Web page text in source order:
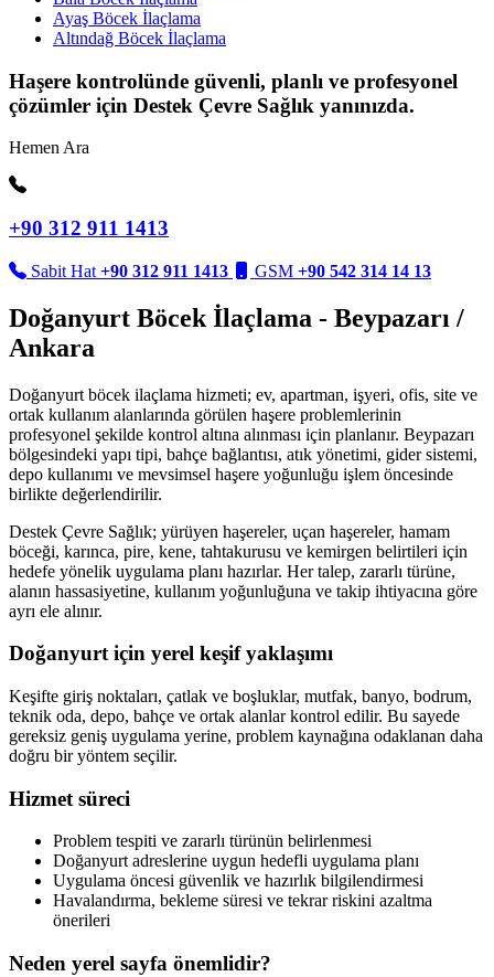
Ayaş Böcek İlaçlama
Altındağ Böcek İlaçlama
Haşere kontrolünde güvenli, planlı ve profesyonel
çözümler için Destek Çevre Sağlık yanınızda.
Hemen Ara
+90 312 911 1413
Sabit Hat +90 312 911 1413 GSM +90 542 314 14 13
Doğanyurt Böcek İlaçlama - Beypazarı /
Ankara
Doğanyurt böcek ilaçlama hizmeti; ev, apartman, işyeri, ofis, site ve
ortak kullanım alanlarında görülen haşere problemlerinin
profesyonel şekilde kontrol altına alınması için planlanır. Beypazarı
bölgesindeki yapı tipi, bahçe bağlantısı, atık yönetimi, gider sistemi,
depo kullanımı ve mevsimsel haşere yoğunluğu işlem öncesinde
birlikte değerlendirilir.
Destek Çevre Sağlık; yürüyen haşereler, uçan haşereler, hamam
böceği, karınca, pire, kene, tahtakurusu ve kemirgen belirtileri için
hedefe yönelik uygulama planı hazırlar. Her talep, zararlı türüne,
alanın hassasiyetine, kullanım yoğunluğuna ve takip ihtiyacına göre
ayrı ele alınır.
Doğanyurt için yerel keşif yaklaşımı
Keşifte giriş noktaları, çatlak ve boşluklar, mutfak, banyo, bodrum,
teknik oda, depo, bahçe ve ortak alanlar kontrol edilir. Bu sayede
gereksiz geniş uygulama yerine, problem kaynağına odaklanan daha
doğru bir yöntem seçilir.
Hizmet süreci
Problem tespiti ve zararlı türünün belirlenmesi
Doğanyurt adreslerine uygun hedefli uygulama planı
Uygulama öncesi güvenlik ve hazırlık bilgilendirmesi
Havalandırma, bekleme süresi ve tekrar riskini azaltma
önerileri
Neden yerel sayfa önemlidir?